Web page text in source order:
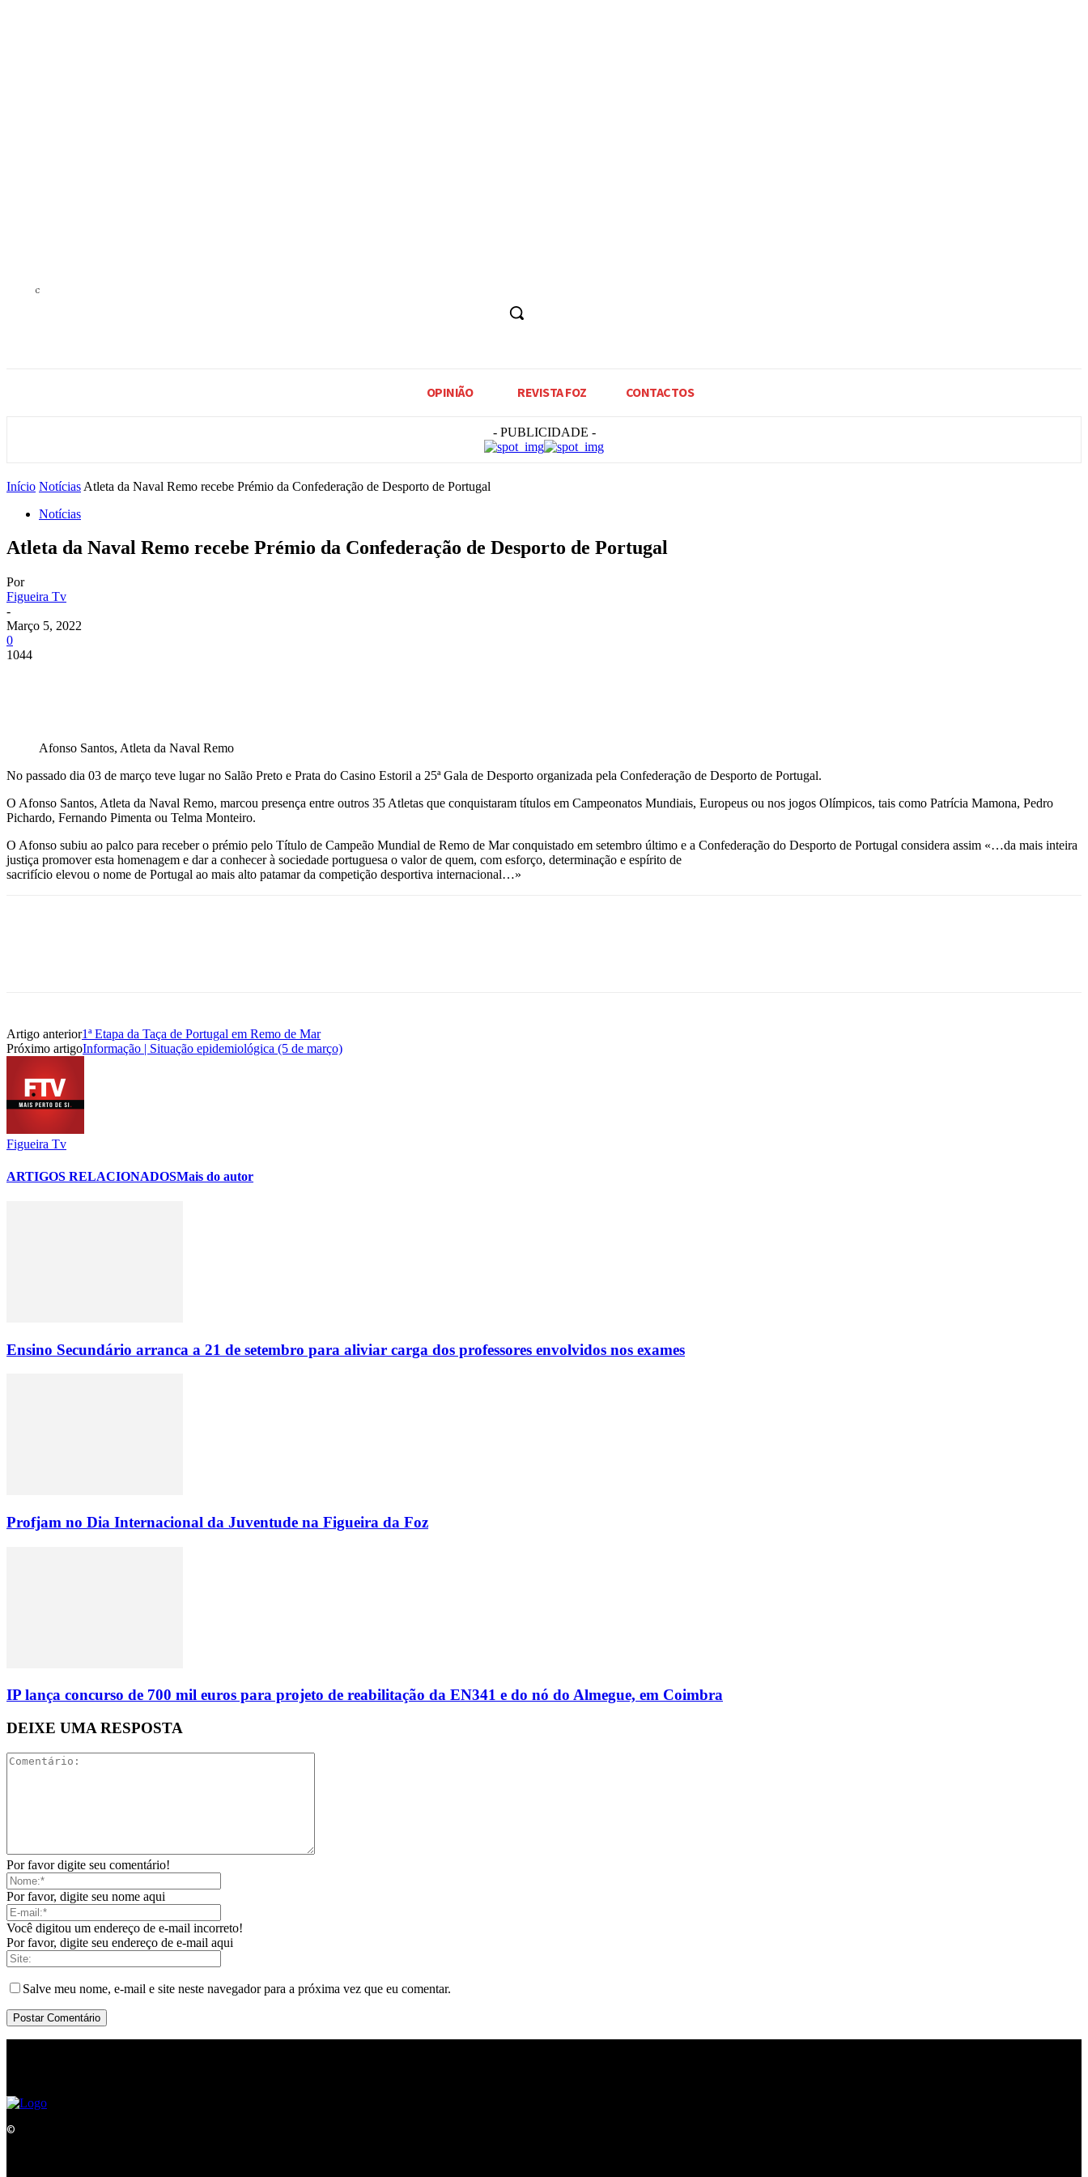
C
OPINIÃO REVISTA FOZ CONTACTOS
- PUBLICIDADE -
Início Notícias Atleta da Naval Remo recebe Prémio da Confederação de Desporto de Portugal
Notícias
Atleta da Naval Remo recebe Prémio da Confederação de Desporto de Portugal
Por
Figueira Tv
-
Março 5, 2022
0
1044
Afonso Santos, Atleta da Naval Remo
No passado dia 03 de março teve lugar no Salão Preto e Prata do Casino Estoril a 25ª Gala de Desporto organizada pela Confederação de Desporto de Portugal.
O Afonso Santos, Atleta da Naval Remo, marcou presença entre outros 35 Atletas que conquistaram títulos em Campeonatos Mundiais, Europeus ou nos jogos Olímpicos, tais como Patrícia Mamona, Pedro
Pichardo, Fernando Pimenta ou Telma Monteiro.
O Afonso subiu ao palco para receber o prémio pelo Título de Campeão Mundial de Remo de Mar conquistado em setembro último e a Confederação do Desporto de Portugal considera assim «…da mais inteira
justiça promover esta homenagem e dar a conhecer à sociedade portuguesa o valor de quem, com esforço, determinação e espírito de
sacrifício elevou o nome de Portugal ao mais alto patamar da competição desportiva internacional…»
Artigo anterior1ª Etapa da Taça de Portugal em Remo de Mar
Próximo artigoInformação | Situação epidemiológica (5 de março)
Figueira Tv
ARTIGOS RELACIONADOSMais do autor
Ensino Secundário arranca a 21 de setembro para aliviar carga dos professores envolvidos nos exames
Profjam no Dia Internacional da Juventude na Figueira da Foz
IP lança concurso de 700 mil euros para projeto de reabilitação da EN341 e do nó do Almegue, em Coimbra
DEIXE UMA RESPOSTA
Por favor digite seu comentário!
Por favor, digite seu nome aqui
Você digitou um endereço de e-mail incorreto!
Por favor, digite seu endereço de e-mail aqui
Salve meu nome, e-mail e site neste navegador para a próxima vez que eu comentar.
©